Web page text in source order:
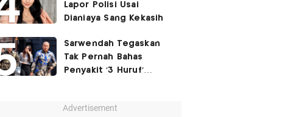
Lapor Polisi Usai
Dianiaya Sang Kekasih
Sarwendah Tegaskan
Tak Pernah Bahas
Penyakit '3 Huruf'
Advertisement